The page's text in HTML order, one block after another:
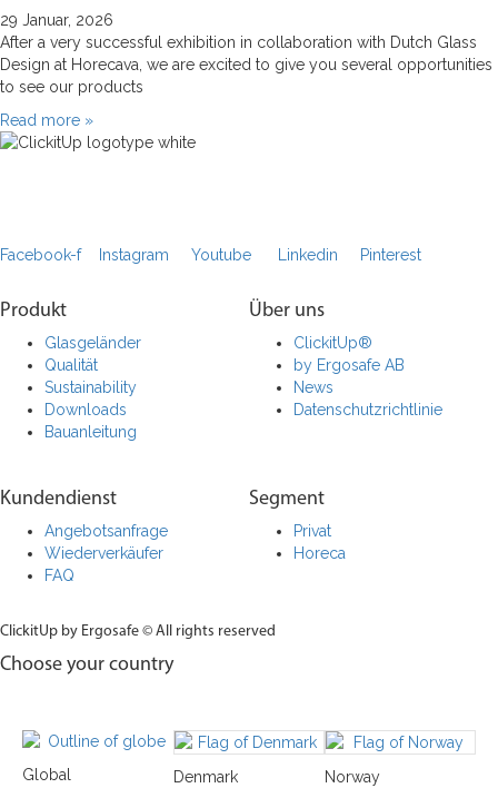
29 Januar, 2026
After a very successful exhibition in collaboration with Dutch Glass
Design at Horecava, we are excited to give you several opportunities
to see our products
Read more »
Facebook-f Instagram Youtube Linkedin Pinterest
Kundendienst
Angebotsanfrage
Wiederverkäufer
FAQ
Produkt
Glasgeländer
Qualität
Sustainability
Downloads
Bauanleitung
Über uns
ClickitUp®
by Ergosafe AB
News
Datenschutzrichtlinie
Segment
Privat
Horeca
ClickitUp by Ergosafe © All rights reserved
Choose your country
Global Denmark Norway